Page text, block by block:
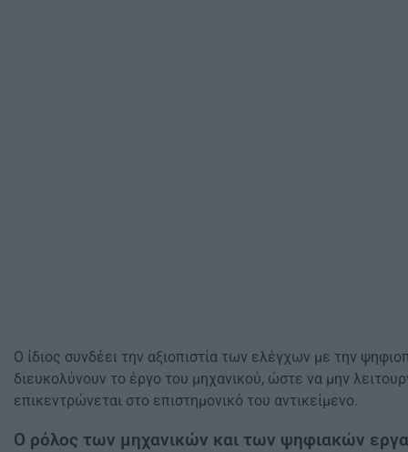
Ο ίδιος συνδέει την αξιοπιστία των ελέγχων με την
διευκολύνουν το έργο του μηχανικού, ώστε να μην
επικεντρώνεται στο επιστημονικό του αντικείμενο.
Ο ρόλος των μηχανικών και των ψηφιακών